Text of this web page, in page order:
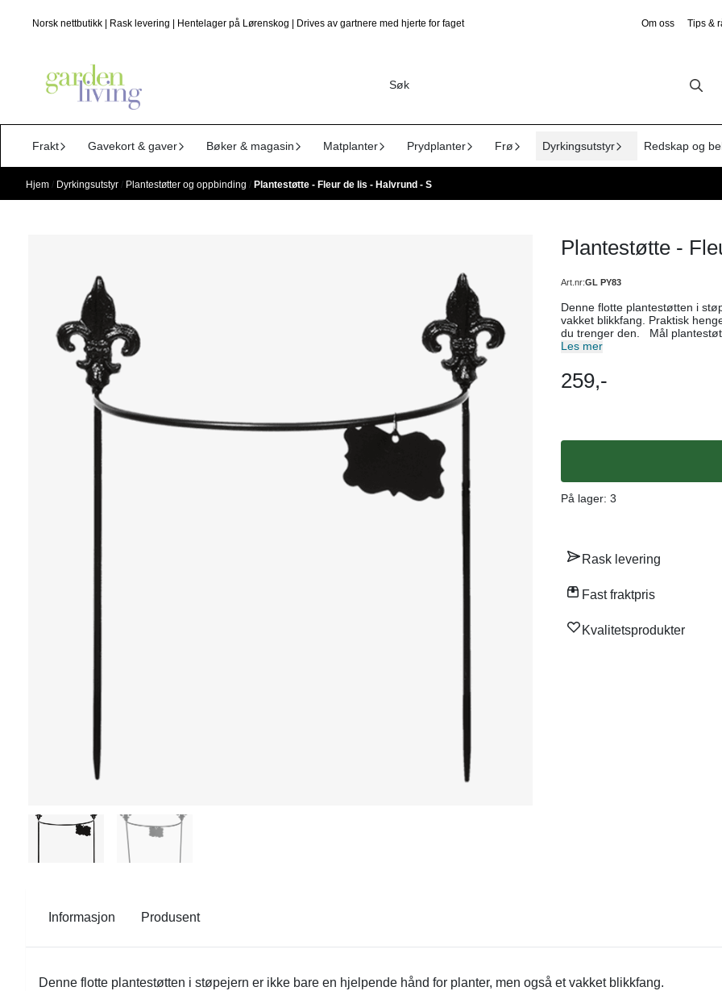
Norsk nettbutikk | Rask levering | Hentelager på Lørenskog | Drives av gartnere med hjerte for faget Om oss Tips &
Frakt Gavekort & gaver Bøker & magasin Matplanter Prydplanter Frø Dyrkingsutstyr Redskap og
Hjem / Dyrkingsutstyr / Plantestøtter og oppbinding / Plantestøtte - Fleur de lis - Halvrund - S
Plantestøtte -
Art.nr:GL PY83
Denne flotte plantestøtten i
vakket blikkfang. Praktisk hengende etikett medfølger. Plantestøtten er lett å sette i jorda der
du trenger den. Mål plantestøtte: Lengde med pynt: ca. 34,5 cm Bredde: ca. 15 cm Høyde
Les mer
259,-
På lager: 3
Rask levering
Fast fraktpris
Kvalitetsprodukter
Informasjon Produsent
Denne flotte plantestøtten i støpejern er ikke bare en hjelpende hånd for planter, men også et vakket blikkfang.